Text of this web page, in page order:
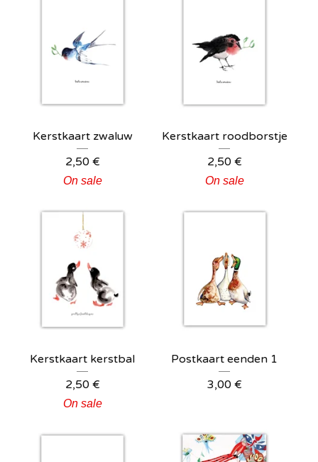
Kerstkaart zwaluw
2,50 €
On sale
Kerstkaart roodborstje
2,50 €
On sale
Kerstkaart kerstbal
2,50 €
On sale
Postkaart eenden 1
3,00 €